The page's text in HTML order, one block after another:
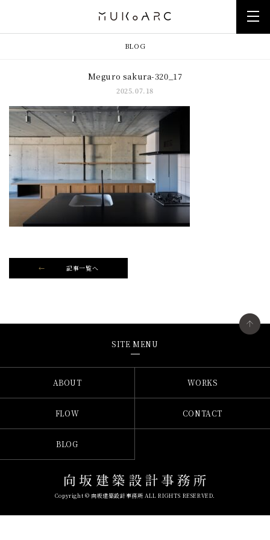
BLOG
Meguro sakura-320_17
2025.07.18
記事一覧へ
SITE MENU
ABOUT WORKS
FLOW CONTACT
BLOG
Copyright © 向坂建築設計事務所 ALL RIGHTS RESERVED.